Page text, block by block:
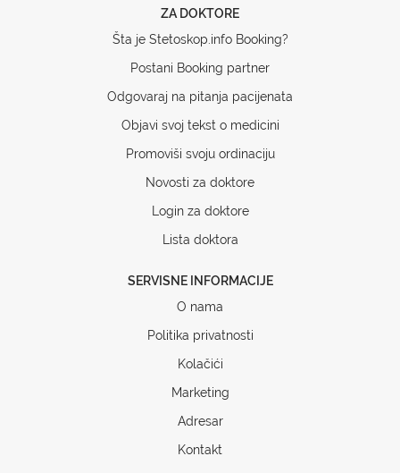
ZA DOKTORE
Šta je Stetoskop.info Booking?
Postani Booking partner
Odgovaraj na pitanja pacijenata
Objavi svoj tekst o medicini
Promoviši svoju ordinaciju
Novosti za doktore
Login za doktore
Lista doktora
SERVISNE INFORMACIJE
O nama
Politika privatnosti
Kolačići
Marketing
Adresar
Kontakt